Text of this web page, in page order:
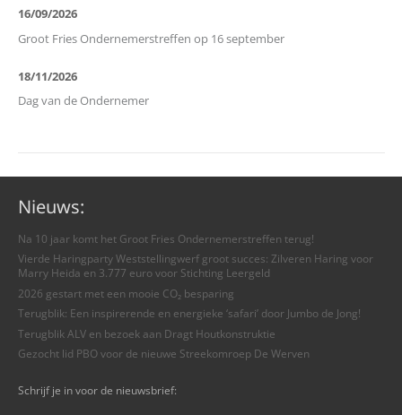
16/09/2026
Groot Fries Ondernemerstreffen op 16 september
18/11/2026
Dag van de Ondernemer
Nieuws:
Na 10 jaar komt het Groot Fries Ondernemerstreffen terug!
Vierde Haringparty Weststellingwerf groot succes: Zilveren Haring voor
Marry Heida en 3.777 euro voor Stichting Leergeld
2026 gestart met een mooie CO₂ besparing
Terugblik: Een inspirerende en energieke ‘safari’ door Jumbo de Jong!
Terugblik ALV en bezoek aan Dragt Houtkonstruktie
Gezocht lid PBO voor de nieuwe Streekomroep De Werven
Schrijf je in voor de nieuwsbrief: